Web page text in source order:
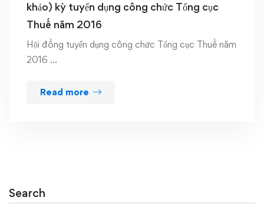
khảo) kỳ tuyển dụng công chức Tổng cục
Thuế năm 2016
Hội đồng tuyển dụng công chức Tổng cục Thuế năm
2016 …
Read more
Search